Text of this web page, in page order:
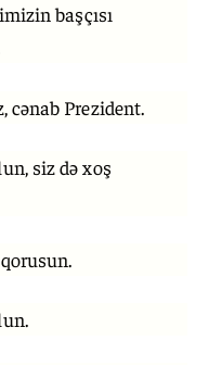
başçısı
Prezident.
siz də xoş